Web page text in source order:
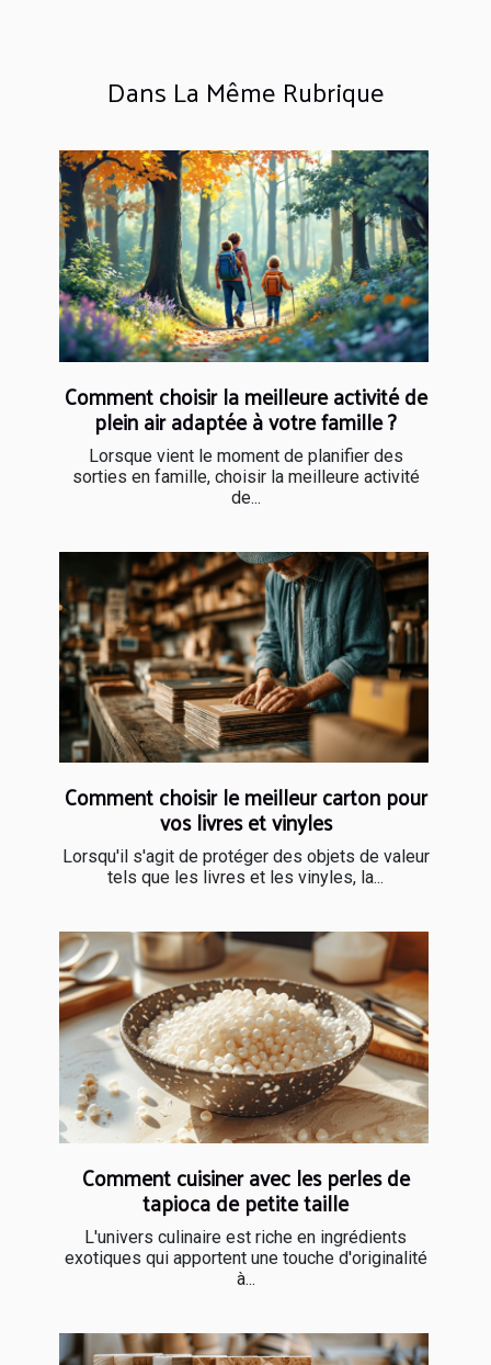
Dans La Même Rubrique
Comment choisir la meilleure activité de
plein air adaptée à votre famille ?
Lorsque vient le moment de planifier des
sorties en famille, choisir la meilleure activité
de...
Comment choisir le meilleur carton pour
vos livres et vinyles
Lorsqu'il s'agit de protéger des objets de valeur
tels que les livres et les vinyles, la...
Comment cuisiner avec les perles de
tapioca de petite taille
L'univers culinaire est riche en ingrédients
exotiques qui apportent une touche d'originalité
à...